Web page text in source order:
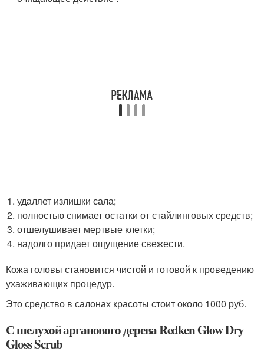
удаляет излишки сала;
полностью снимает остатки от стайлинговых средств;
отшелушивает мертвые клетки;
надолго придает ощущение свежести.
Кожа головы становится чистой и готовой к проведению
ухаживающих процедур.
Это средство в салонах красоты стоит около 1000 руб.
С шелухой арганового дерева Redken Glow Dry
Gloss Scrub